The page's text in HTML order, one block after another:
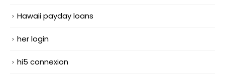
Hawaii payday loans
her login
hi5 connexion